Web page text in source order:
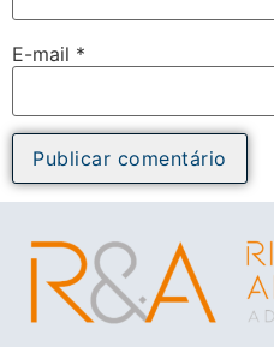
E-mail *